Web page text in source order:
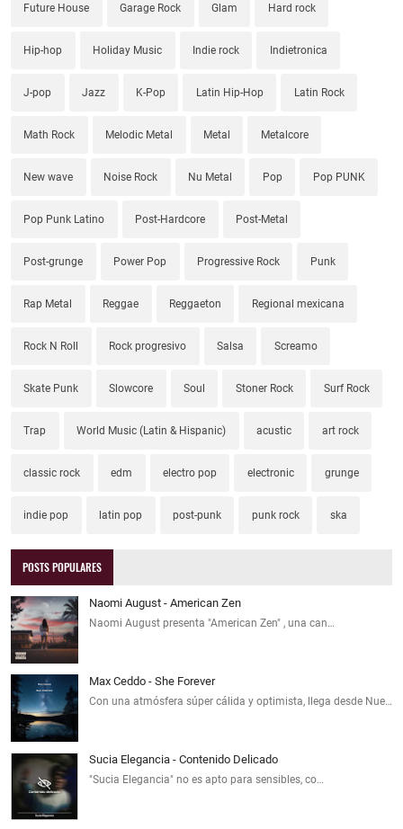
Future House Garage Rock Glam Hard rock
Hip-hop Holiday Music Indie rock Indietronica
J-pop Jazz K-Pop Latin Hip-Hop Latin Rock
Math Rock Melodic Metal Metal Metalcore
New wave Noise Rock Nu Metal Pop Pop PUNK
Pop Punk Latino Post-Hardcore Post-Metal
Post-grunge Power Pop Progressive Rock Punk
Rap Metal Reggae Reggaeton Regional mexicana
Rock N Roll Rock progresivo Salsa Screamo
Skate Punk Slowcore Soul Stoner Rock Surf Rock
Trap World Music (Latin & Hispanic) acustic art rock
classic rock edm electro pop electronic grunge
indie pop latin pop post-punk punk rock ska
POSTS POPULARES
Naomi August - American Zen
Naomi August presenta "American Zen" , una can…
Max Ceddo - She Forever
Con una atmósfera súper cálida y optimista, llega desde Nue…
Sucia Elegancia - Contenido Delicado
"Sucia Elegancia" no es apto para sensibles, co…